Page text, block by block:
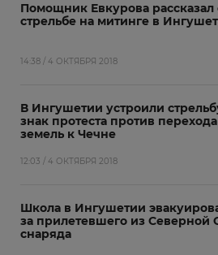
Помощник Евкурова рассказал
стрельбе на митинге в
14:38 / 4 ОКТЯБРЯ 2018
В Ингушетии устроили
знак протеста против перехода
земель к Чечне
12:03 / 4 ОКТЯБРЯ 2018
Школа в Ингушетии
за прилетевшего из Северной
снаряда